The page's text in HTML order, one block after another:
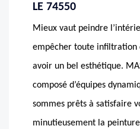
LE 74550
Mieux vaut peindre
empêcher toute infiltration
avoir un bel esthétique.
composé d’équipes
sommes prêts à satisfaire
minutieusement la